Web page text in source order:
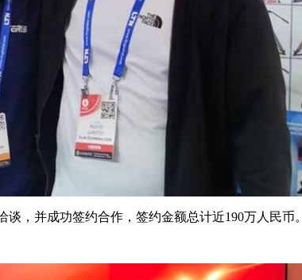
，并成功签约合作，签约金额总计近190万人民币。